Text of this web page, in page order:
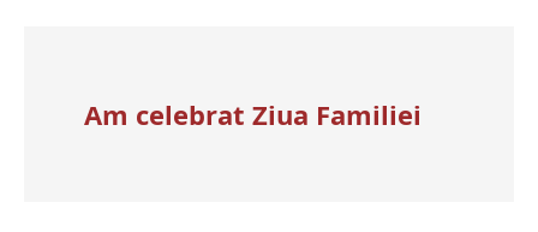
Am celebrat Ziua Familiei